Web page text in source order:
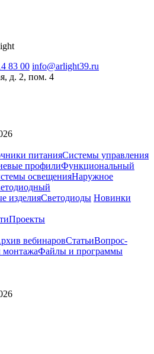
83 00 info@arlight39.ru
д. 2, пом. 4
питанияСистемы управления
профилиФункциональный
освещенияНаружное
изделияСветодиоды Новинки
Проекты
вебинаровСтатьиВопрос-
Файлы и программы